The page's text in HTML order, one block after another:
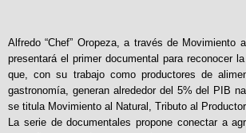
Alfredo “Chef” Oropeza, a través de Movimiento
presentará el primer documental para reconocer
que, con su trabajo como productores de
gastronomía, generan alrededor del 5% del PIB
se titula Movimiento al Natural, Tributo al
La serie de documentales propone conectar a